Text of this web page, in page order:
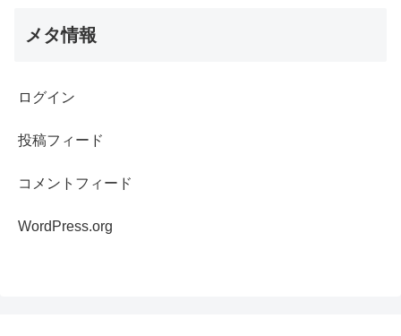
メタ情報
ログイン
投稿フィード
コメントフィード
WordPress.org